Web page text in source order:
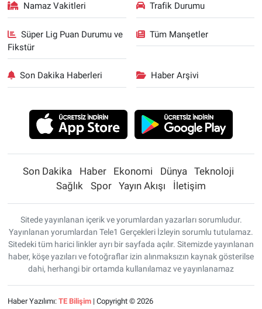
Namaz Vakitleri Trafik Durumu
Süper Lig Puan Durumu ve
Fikstür
Tüm Manşetler
Son Dakika Haberleri Haber Arşivi
Son Dakika Haber Ekonomi Dünya
Teknoloji
Sağlık
Spor Yayın Akışı İletişim
Sitede yayınlanan içerik ve yorumlardan yazarları sorumludur.
Yayınlanan yorumlardan Tele1 Gerçekleri İzleyin sorumlu tutulamaz.
Sitedeki tüm harici linkler ayrı bir sayfada açılır. Sitemizde yayınlanan
haber, köşe yazıları ve fotoğraflar izin alınmaksızın kaynak gösterilse
dahi, herhangi bir ortamda kullanılamaz ve yayınlanamaz
Haber Yazılımı: TE Bilişim| Copyright © 2026